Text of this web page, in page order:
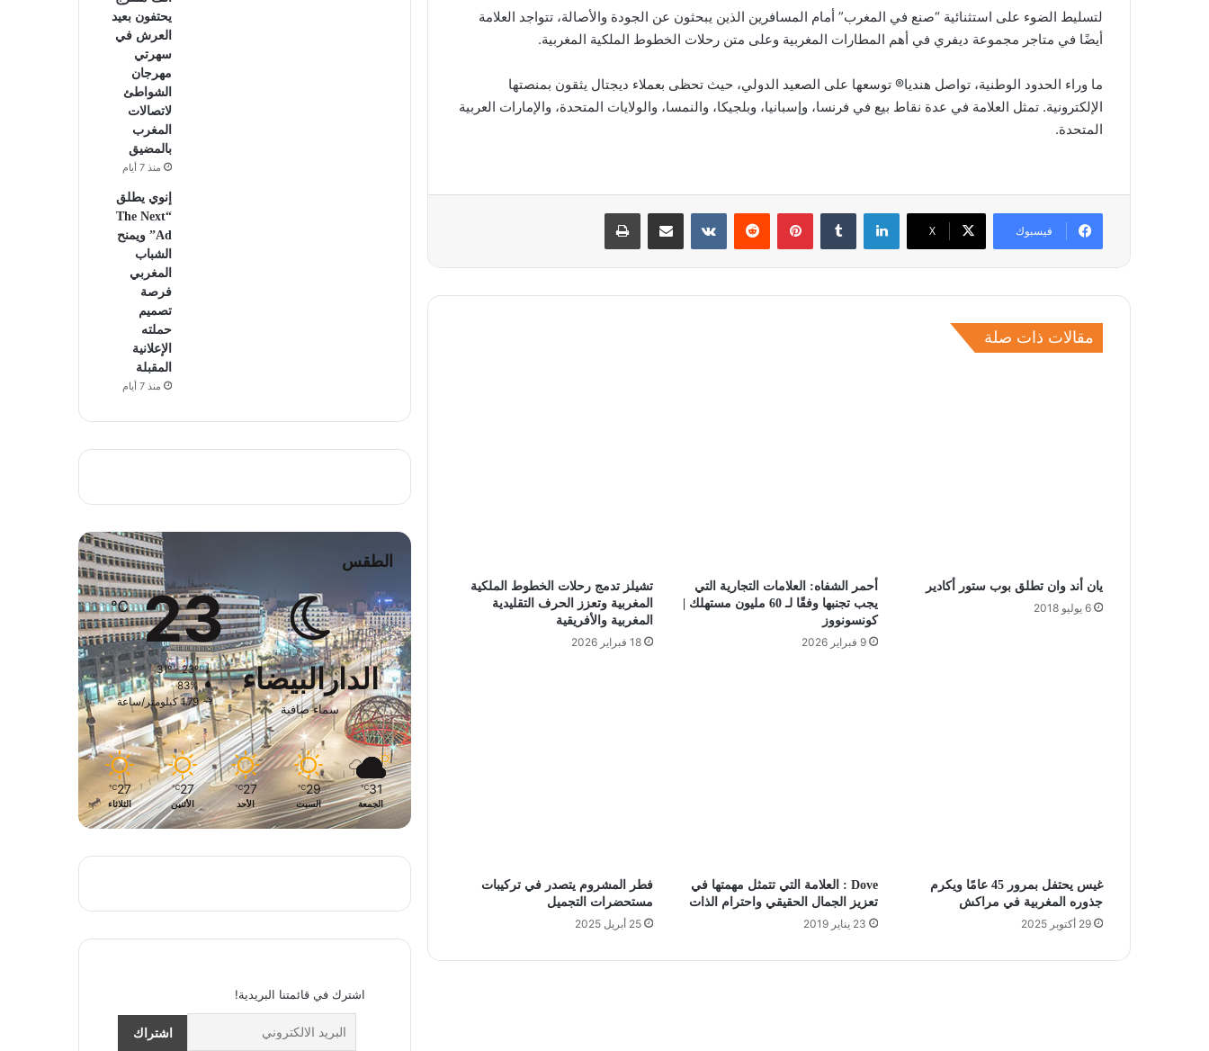
لتسليط الضوء على استثنائية “صنع في المغرب” أمام المسافرين الذين يبحثون عن الجودة والأصالة، تتواجد العلامة
أيضًا في متاجر مجموعة ديفري في أهم المطارات المغربية وعلى متن رحلات الخطوط الملكية المغربية.
ما وراء الحدود الوطنية، تواصل هنديا® توسعها على الصعيد الدولي، حيث تحظى بعملاء دیجتال يثقون بمنصتها
الإلكترونية. تمثل العلامة في عدة نقاط بيع في فرنسا، وإسبانيا، وبلجيكا، والنمسا، والولايات المتحدة، والإمارات العربية
المتحدة.
فيسبوك ‫X
لينكدإن بينتيريست مشاركة عبر البريد طباعة
مقالات ذات صلة
يان أند وان تطلق بوب ستور أكادير
6 يوليو 2018
أحمر الشفاه: العلامات التجارية التي
يجب تجنبها وفقًا لـ 60 مليون مستهلك |
كونسونووز
9 فبراير 2026
تشيلز تدمج رحلات الخطوط الملكية
المغربية وتعزز الحرف التقليدية
المغربية والأفريقية
18 فبراير 2026
غيس يحتفل بمرور 45 عامًا ويكرم
جذوره المغربية في مراكش
29 أكتوبر 2025
Dove : العلامة التي تتمثل مهمتها في
تعزيز الجمال الحقيقي واحترام الذات
23 يناير 2019
فطر المشروم يتصدر في تركيبات
مستحضرات التجميل
25 أبريل 2025
يحتفون بعيد
العرش في
سهرتي
مهرجان
الشواطئ
لاتصالات
المغرب
بالمضيق
منذ 7 أيام
إنوي يطلق
“The Next
Ad” ويمنح
الشباب
المغربي
فرصة
تصميم
حملته
الإعلانية
المقبلة
منذ 7 أيام
الطقس
الدارالبيضاء
سماء صافية
23
℃
31º - 23º
83%
1.79 كيلومتر/ساعة
31
℃
الجمعة
29
℃
السبت
27
℃
الأحد
27
℃
الأثنين
27
℃
الثلاثاء
اشترك في قائمتنا البريدية!